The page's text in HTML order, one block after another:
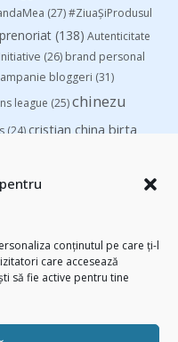
conținutul pe care ți-l
care accesează
să fie active pentru tine
(27)#ZiuaȘiProdusul
(138) Autenticitate
(26) brand personal
bloggeri (31)
league (25)chinezu
(24)cristian china birta
(132)
leapsa
sportlocal.ro(39) Studii
(28) utile(139)